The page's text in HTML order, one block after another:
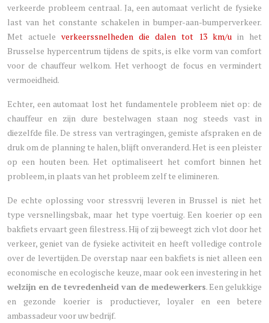
verkeerde probleem centraal. Ja, een automaat verlicht de fysieke
last van het constante schakelen in bumper-aan-bumperverkeer.
Met actuele verkeerssnelheden die dalen tot 13 km/u in het
Brusselse hypercentrum tijdens de spits, is elke vorm van comfort
voor de chauffeur welkom. Het verhoogt de focus en vermindert
vermoeidheid.
Echter, een automaat lost het fundamentele probleem niet op: de
chauffeur en zijn dure bestelwagen staan nog steeds vast in
diezelfde file. De stress van vertragingen, gemiste afspraken en de
druk om de planning te halen, blijft onveranderd. Het is een pleister
op een houten been. Het optimaliseert het comfort binnen het
probleem, in plaats van het probleem zelf te elimineren.
De echte oplossing voor stressvrij leveren in Brussel is niet het
type versnellingsbak, maar het type voertuig. Een koerier op een
bakfiets ervaart geen filestress. Hij of zij beweegt zich vlot door het
verkeer, geniet van de fysieke activiteit en heeft volledige controle
over de levertijden. De overstap naar een bakfiets is niet alleen een
economische en ecologische keuze, maar ook een investering in het
welzijn en de tevredenheid van de medewerkers. Een gelukkige
en gezonde koerier is productiever, loyaler en een betere
ambassadeur voor uw bedrijf.